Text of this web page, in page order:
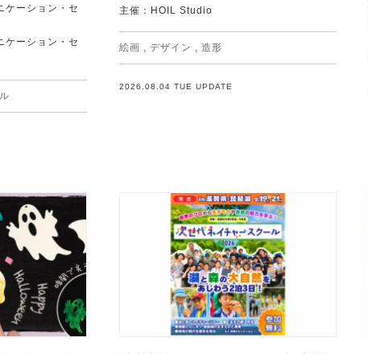
ケーション・セ
ケーション・セ
主催：HOIL Studio
絵画 デザイン 造形
2026.08.04 TUE UPDATE